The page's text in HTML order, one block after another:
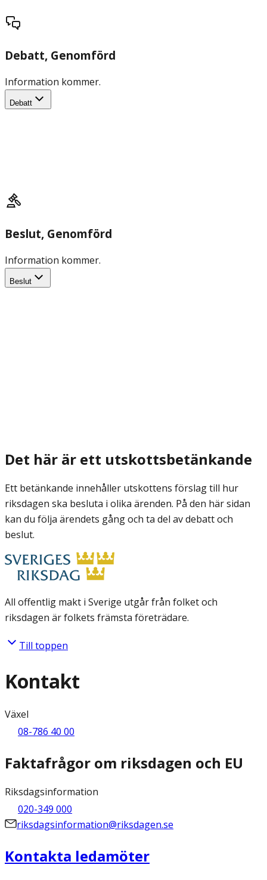
Debatt, Genomförd
Information kommer.
Debatt
Beslut, Genomförd
Information kommer.
Beslut
Det här är ett utskottsbetänkande
Ett betänkande innehåller utskottens förslag till hur
riksdagen ska besluta i olika ärenden. På den här sidan
kan du följa ärendets gång och ta del av debatt och
beslut.
All offentlig makt i Sverige utgår från folket och
riksdagen är folkets främsta företrädare.
Till toppen
Kontakt
Växel
08-786 40 00
Faktafrågor om riksdagen och EU
Riksdagsinformation
020-349 000
riksdagsinformation@riksdagen.se
Kontakta ledamöter